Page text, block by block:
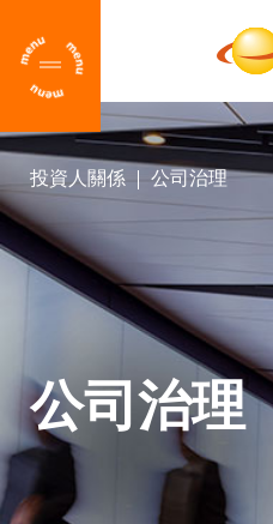
首頁
關於我們
新聞中心
下載中心
聯絡我們
熱門關鍵字
β-
番茄紅素 葉黃素
應用
投資人關係 公司治理
公司治理